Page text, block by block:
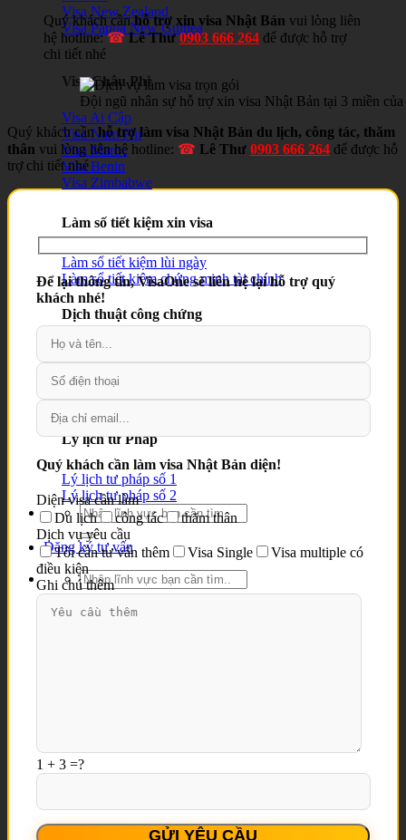
Visa New Zealand
Visa Papua New Guinea
Visa Châu Phi
Visa Ai Cập
Visa Nam Phi
Visa Maroc
Visa Benin
Visa Zimbabwe
Làm số tiết kiệm xin visa
Làm sổ tiết kiệm lùi ngày
Làm sổ tiết kiệm chứng minh tài chính
Dịch thuật công chứng
Dịch thuật công chứng Quận 1
Dịch thuật công chứng Quận 3
Dịch thuật công chứng Quận 5
Lý lịch tư Pháp
Lý lịch tư pháp số 1
Lý lịch tư pháp số 2
Đăng ký tư vấn
Quý khách cầnhỗ trợ xin visa Nhật Bản vui lòng liên
hệ hotline:☎ Lê Thư 0903 666 264 để được hỗ trợ
chi tiết nhé
Đội ngũ nhân sự hỗ trợ xin visa Nhật Bản tại 3 miền
Quý khách cầnhỗ trợ làm visa Nhật Bản du lịch, công tác, thăm
thân vui lòng liên hệ hotline: ☎ Lê Thư 0903 666 264 để được hỗ
trợ chi tiết nhé
Để lại thông tin, VisaOne sẽ liên hệ lại hỗ trợ quý
khách nhé!
Quý khách cần làm visa Nhật Bản diện!
Diện visa cần làm
Du lịch
công tác
thăm thân
Dịch vụ yêu cầu
Tôi cần tư vấn thêm
Visa Single
Visa multiple có
điều kiện
Ghi chú thêm
1 + 3 =?